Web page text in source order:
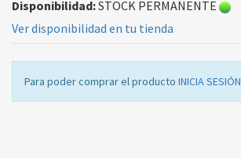
Disponibilidad:STOCK PERMANENTE
Ver disponibilidad en tu tienda
Para poder comprar el producto INICIA SESIÓN